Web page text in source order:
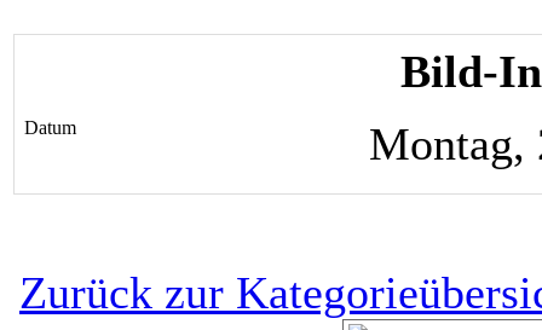
Bild-
Datum Montag,
Zurück zur